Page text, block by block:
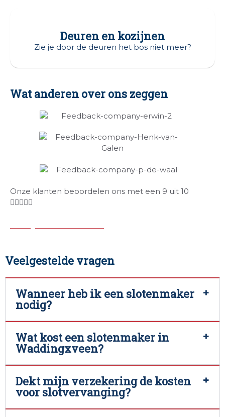
Deuren en kozijnen
Zie je door de deuren het bos niet meer?
Wat anderen over ons zeggen
Onze klanten beoordelen ons met een 9 uit 10

Veelgestelde vragen
Wanneer heb ik een slotenmaker
nodig?
Wat kost een slotenmaker in
Waddingxveen?
Dekt mijn verzekering de kosten
voor slotvervanging?